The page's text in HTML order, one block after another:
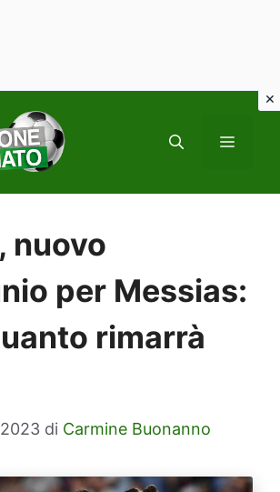
MENU
nuovo
per Messias:
rimarrà
di Carmine Buonanno